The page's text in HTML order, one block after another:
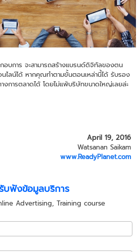
อบการ จะสามารถสร้างแบรนด์ดิจิทัลของตน
นไลน์ได้ หากคุณทำตามขั้นตอนเหล่านี้ได้ รับรอง
การตลาดได้ โดยไม่แพ้บริษัทขนาดใหญ่เลยล่ะ
April 19, 2016
Watsanan Saikam
www.ReadyPlanet.com
บฟังข้อมูลบริการ
Advertising, Training course